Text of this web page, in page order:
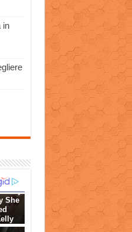
in